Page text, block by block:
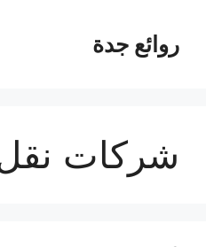
المحتوىروائع جدة
شركات